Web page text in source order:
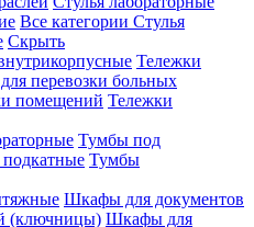
Все категории Стулья
Скрыть
Тележки
перевозки больных
помещений Тележки
Тумбы под
Тумбы
Шкафы для документов
(ключницы) Шкафы для